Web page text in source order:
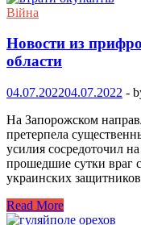
Війна
Новости из
области
04.07.202204.07.2022 -
На Запорожском
претерпела
усилия сосредоточил
прошедшие сутки враг
украинских
Read More